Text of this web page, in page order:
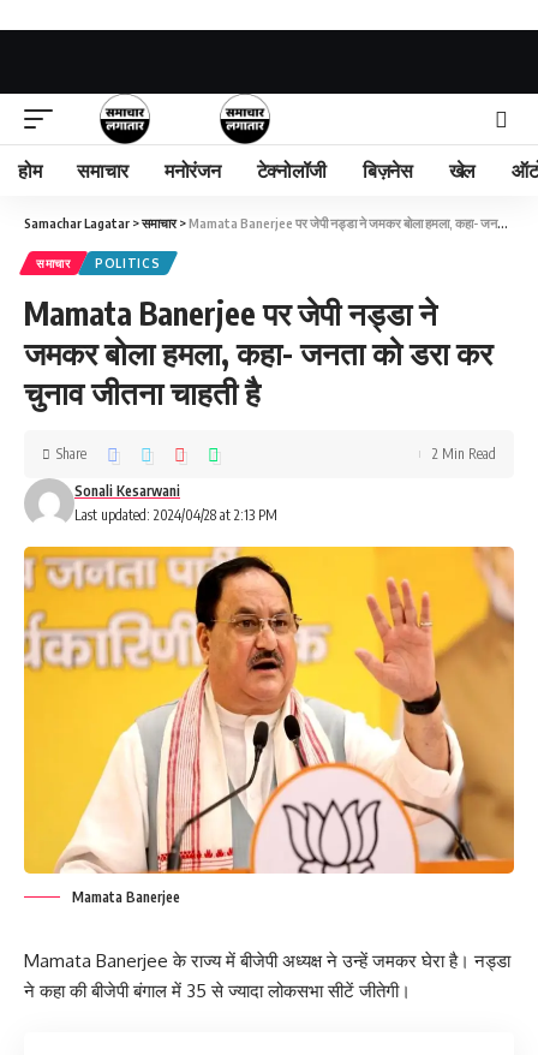
होम समाचार मनोरंजन टेक्नोलॉजी बिज़नेस खेल
Samachar Lagatar >समाचार>Mamata Banerjee पर जेपी नड्डा ने जमकर बोला हमला, कहा- जनता को डरा कर चुनाव जीतना चाहती है
समाचार POLITICS
Mamata Banerjee पर जेपी नड्डा ने
जमकर बोला हमला, कहा- जनता को डरा कर
चुनाव जीतना चाहती है
Last updated: 2024/04/28 at 2:13 PM
Sonali Kesarwani
Share 2 Min Read
Mamata Banerjee
Mamata Banerjee के राज्य में बीजेपी अध्यक्ष ने उन्हें जमकर घेरा है। नड्डा
ने कहा की बीजेपी बंगाल में 35 से ज्यादा लोकसभा सीटें जीतेगी।